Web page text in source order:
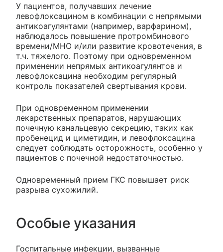
У пациентов, получавших лечение
левофлоксацином в комбинации с непрямыми
антикоагулянтами (например, варфарином),
наблюдалось повышение протромбинового
времени/МНО и/или развитие кровотечения, в
т.ч. тяжелого. Поэтому при одновременном
применении непрямых антикоагулянтов и
левофлоксацина необходим регулярный
контроль показателей свертывания крови.
При одновременном применении
лекарственных препаратов, нарушающих
почечную канальцевую секрецию, таких как
пробенецид и циметидин, и левофлоксацина
следует соблюдать осторожность, особенно у
пациентов с почечной недостаточностью.
Одновременный прием ГКС повышает риск
разрыва сухожилий.
Особые указания
Госпитальные инфекции, вызванные